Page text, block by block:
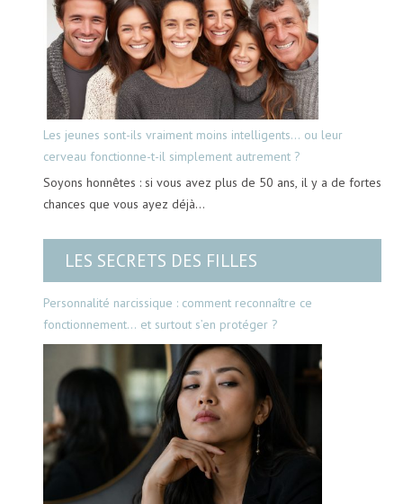
Les jeunes sont-ils vraiment moins intelligents… ou leur
cerveau fonctionne-t-il simplement autrement ?
Soyons honnêtes : si vous avez plus de 50 ans, il y a de fortes
chances que vous ayez déjà…
LES SECRETS DES FILLES
Personnalité narcissique : comment reconnaître ce
fonctionnement… et surtout s’en protéger ?